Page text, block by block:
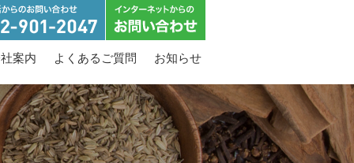
案内 よくあるご質問 お知らせ